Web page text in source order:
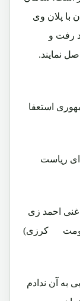
با پلان وی
رفت و
نمایند.
استعفا
ریاست
احمد زی
حکومت کرزی)
به آن ندادم